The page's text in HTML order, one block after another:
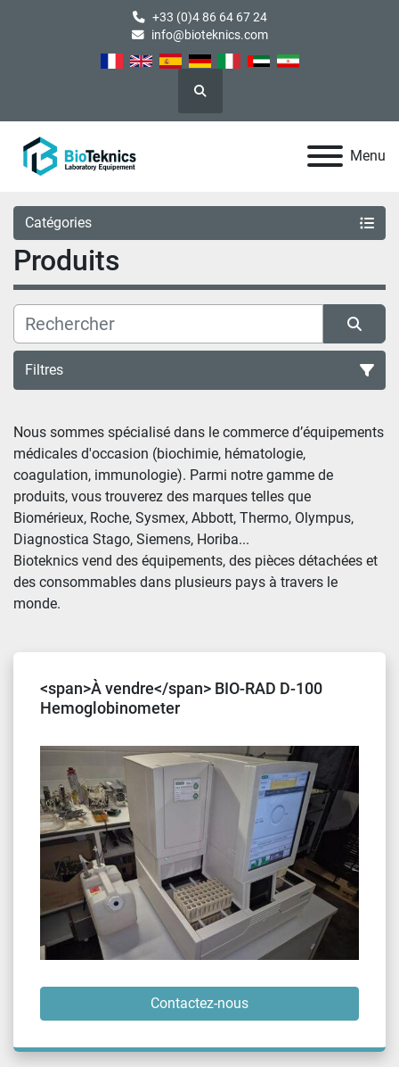
+33 (0)4 86 64 67 24
info@bioteknics.com
Rechercher
Menu
Catégories
Produits
Filtres
Trier par
Nous sommes spécialisé dans le commerce d’équipements
médicales d'occasion (biochimie, hématologie,
coagulation, immunologie). Parmi notre gamme de
produits, vous trouverez des marques telles que
Biomérieux, Roche, Sysmex, Abbott, Thermo, Olympus,
Diagnostica Stago, Siemens, Horiba...
Bioteknics vend des équipements, des pièces détachées et
des consommables dans plusieurs pays à travers le
monde.
<span>À vendre</span> BIO-RAD D-100
Hemoglobinometer
Contactez-nous